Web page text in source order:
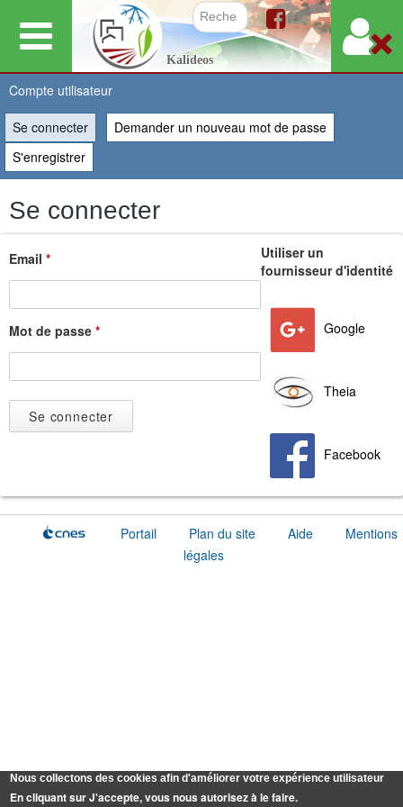
Aller
au
contenuKalideos
Vous
êtes
ici
Compte utilisateur
Se connecter (onglet actif)
Demander un nouveau mot de passe
S'enregistrer
Se connecter
Email *
Mot de passe *
Utiliser un
fournisseur d'identité
Google
Theia
Facebook
Portail Plan du site Aide
Mentions
légales
Nous collectons des cookies afin d'améliorer votre expérience utilisateur
En cliquant sur J'accepte, vous nous autorisez à le faire.